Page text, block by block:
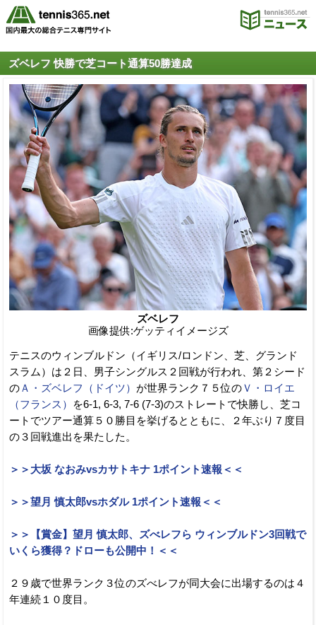
ズベレフ 快勝で芝コート通算50勝達成
ズベレフ
画像提供:ゲッティイメージズ
テニスのウィンブルドン（イギリス/ロンドン、芝、グランド
スラム）は２日、男子シングルス２回戦が行われ、第２シード
のＡ・ズベレフ（ドイツ） が世界ランク７５位のＶ・ロイエ
（フランス）
を6-1, 6-3, 7-6 (7-3)のストレートで快勝し、芝コ
ートでツアー通算５０勝目を挙げるとともに、２年ぶり７度目
の３回戦進出を果たした。
＞＞大坂 なおみvsカサトキナ 1ポイント速報＜＜
＞＞望月 慎太郎vsホダル 1ポイント速報＜＜
＞＞【賞金】望月 慎太郎、ズべレフら ウィンブルドン3回戦で
いくら獲得？ドローも公開中！＜＜
２９歳で世界ランク３位のズべレフが同大会に出場するのは４
年連続１０度目。